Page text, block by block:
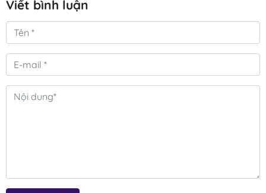
Viết bình luận